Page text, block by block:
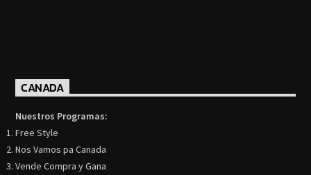
CANADA
Nuestros Programas:
Free Style
Nos Vamos pa Canada
Vende Compra y Gana